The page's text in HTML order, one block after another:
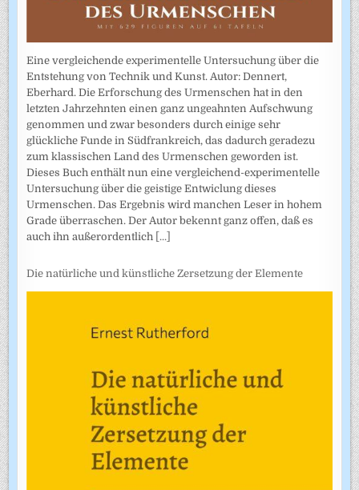
Eine vergleichende experimentelle Untersuchung über die
Entstehung von Technik und Kunst. Autor: Dennert,
Eberhard. Die Erforschung des Urmenschen hat in den
letzten Jahrzehnten einen ganz ungeahnten Aufschwung
genommen und zwar besonders durch einige sehr
glückliche Funde in Südfrankreich, das dadurch geradezu
zum klassischen Land des Urmenschen geworden ist.
Dieses Buch enthält nun eine vergleichend-experimentelle
Untersuchung über die geistige Entwiclung dieses
Urmenschen. Das Ergebnis wird manchen Leser in hohem
Grade überraschen. Der Autor bekennt ganz offen, daß es
auch ihn außerordentlich [...]
Die natürliche und künstliche Zersetzung der Elemente